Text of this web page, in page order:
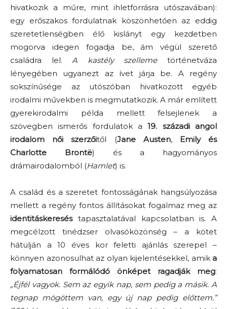
hivatkozik a műre, mint ihletforrásra utószavában):
egy erőszakos fordulatnak köszönhetően az eddig
szeretetlenségben élő kislányt egy kezdetben
mogorva idegen fogadja be, ám végül szerető
családra lel.
A kastély szelleme
történetváza
lényegében ugyanezt az ívet járja be. A regény
sokszínűsége az utószóban hivatkozott egyéb
irodalmi művekben is megmutatkozik. A már említett
gyerekirodalmi példa mellett felsejlenek a
szövegben ismerős fordulatok a19. századi angol
irodalom női szerzőitől (Jane Austen,
Emily és
Charlotte Brontë) és a hagyományos
drámairodalomból (Hamlet) is.
A család és a szeretet fontosságának hangsúlyozása
mellett a regény fontos állításokat fogalmaz meg az
identitáskereséstapasztalatával kapcsolatban is. A
megcélzott tinédzser olvasóközönség – a kötet
hátulján a 10 éves kor feletti ajánlás szerepel –
könnyen azonosulhat az olyan kijelentésekkel, amik a
folyamatosan formálódó önképet ragadják meg:
„Éjfél vagyok. Sem az egyik nap, sem pedig a másik. A
tegnap mögöttem van, egy új nap pedig előttem.”